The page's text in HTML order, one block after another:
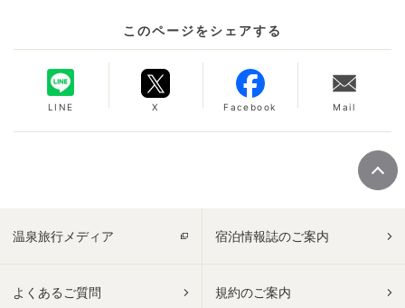
このページをシェアする
LINE X Facebook Mail
温泉旅行メディア 宿泊情報誌のご案内
よくあるご質問 規約のご案内